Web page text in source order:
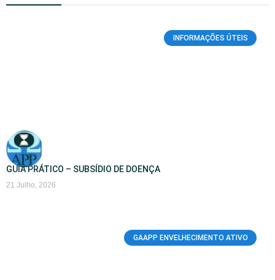
INFORMAÇÕES ÚTEIS
GUIA PRÁTICO – SUBSÍDIO DE DOENÇA
21 Julho, 2026
GAAPP ENVELHECIMENTO ATIVO